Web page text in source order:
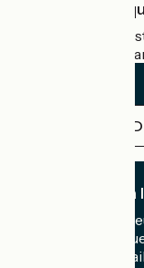
Accueil Vélo
Accueil Vélo
cyclistes en
Je m'abonne
Recevez le
boîte mail
Mon adresse mail